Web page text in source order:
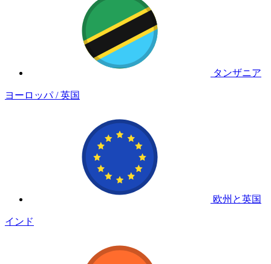
タンザニア
ヨーロッパ / 英国
欧州と英国
インド